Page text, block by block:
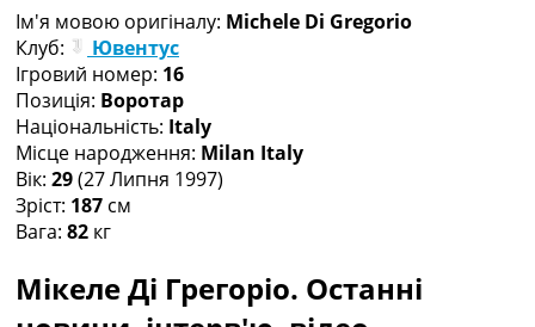
Ще Турніри >>>
Таблиці
Чемпіонат Світу. Турнирні таблиці
Таблиця УПЛ
Перша Ліга
Таблиця АПЛ
Таблиця Ла Ліги
Таблиця Ліги Чемпіонів
Всі таблиці >>>
Рейтинг країн УЄФА
Рейтинг клубів УЄФА
Ім'я мовою оригіналу: Michele Di Gregorio
Клуб:
Ювентус
Ігровий номер: 16
Позиція: Воротар
Національність: Italy
Місце народження: Milan Italy
Вік: 29(27 Липня 1997)
Зріст: 187 см
Вага: 82 кг
Мікеле Ді Грегоріо. Останні